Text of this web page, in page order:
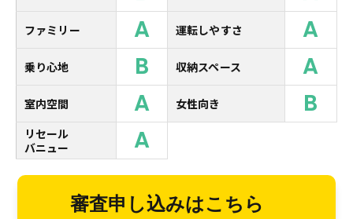
ファミリー A 運転しやすさ A
乗り心地 B 収納スペース A
室内空間 A 女性向き B
リセール
バニュー
A
審査申し込みはこちら